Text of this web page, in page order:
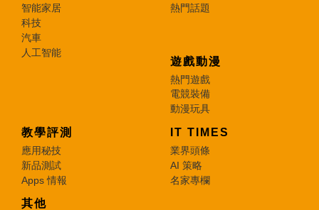
智能家居
科技
汽車
人工智能
熱門話題
遊戲動漫
熱門遊戲
電競裝備
動漫玩具
教學評測
應用秘技
新品測試
Apps 情報
IT TIMES
業界頭條
AI 策略
名家專欄
其他